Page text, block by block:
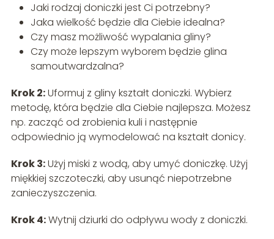
Jaki rodzaj doniczki jest Ci potrzebny?
Jaka wielkość będzie dla Ciebie idealna?
Czy masz możliwość wypalania gliny?
Czy może lepszym wyborem będzie glina
samoutwardzalna?
Krok 2:Uformuj z gliny kształt doniczki. Wybierz
metodę, która będzie dla Ciebie najlepsza. Możesz
np. zacząć od zrobienia kuli i następnie
odpowiednio ją wymodelować na kształt donicy.
Krok 3:Użyj miski z wodą, aby umyć doniczkę. Użyj
miękkiej szczoteczki, aby usunąć niepotrzebne
zanieczyszczenia.
Krok 4:Wytnij dziurki do odpływu wody z doniczki.